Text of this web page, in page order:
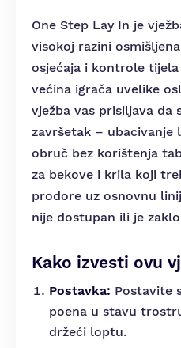
One Step Lay In je
visokoj razini
osjećaja i kontrole
većina igrača uvelike
vježba vas prisiljava da
završetak – ubacivanje
obruč bez korištenja
za bekove i krila koji
prodore uz osnovnu
nije dostupan ili je
Kako izvesti ovu
Postavka: Postavite
poena u stavu
držeći loptu.